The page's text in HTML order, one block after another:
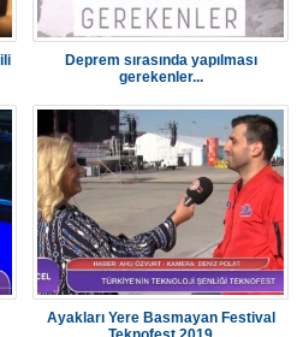
Deprem sırasında yapılması
gerekenler...
Ayakları Yere Basmayan Festival